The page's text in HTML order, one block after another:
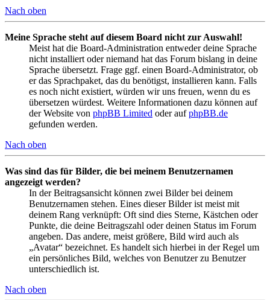
Nach oben
Meine Sprache steht auf diesem Board nicht zur Auswahl!
Meist hat die Board-Administration entweder deine Sprache
nicht installiert oder niemand hat das Forum bislang in deine
Sprache übersetzt. Frage ggf. einen Board-Administrator, ob
er das Sprachpaket, das du benötigst, installieren kann. Falls
es noch nicht existiert, würden wir uns freuen, wenn du es
übersetzen würdest. Weitere Informationen dazu können auf
der Website von phpBB Limited oder aufphpBB.de
gefunden werden.
Nach oben
Was sind das für Bilder, die bei meinem Benutzernamen
angezeigt werden?
In der Beitragsansicht können zwei Bilder bei deinem
Benutzernamen stehen. Eines dieser Bilder ist meist mit
deinem Rang verknüpft: Oft sind dies Sterne, Kästchen oder
Punkte, die deine Beitragszahl oder deinen Status im Forum
angeben. Das andere, meist größere, Bild wird auch als
„Avatar“ bezeichnet. Es handelt sich hierbei in der Regel um
ein persönliches Bild, welches von Benutzer zu Benutzer
unterschiedlich ist.
Nach oben